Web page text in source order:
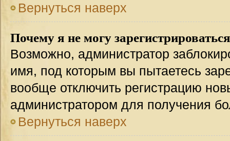
Вернуться наверх
Почему я не могу
Возможно, администратор
имя, под которым вы пытаетесь
вообще отключить регистрацию
администратором для получения
Вернуться наверх